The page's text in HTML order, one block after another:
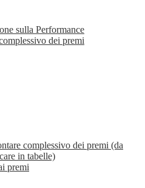
sulla Performance
dei premi
complessivo dei premi (da
in tabelle)
premi